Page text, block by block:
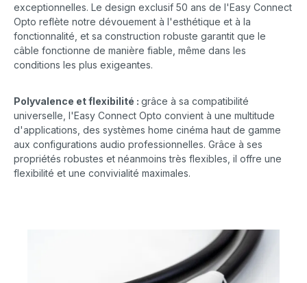
exceptionnelles. Le design exclusif 50 ans de l'Easy Connect
Opto reflète notre dévouement à l'esthétique et à la
fonctionnalité, et sa construction robuste garantit que le
câble fonctionne de manière fiable, même dans les
conditions les plus exigeantes.
Polyvalence et flexibilité : grâce à sa compatibilité
universelle, l'Easy Connect Opto convient à une multitude
d'applications, des systèmes home cinéma haut de gamme
aux configurations audio professionnelles. Grâce à ses
propriétés robustes et néanmoins très flexibles, il offre une
flexibilité et une convivialité maximales.